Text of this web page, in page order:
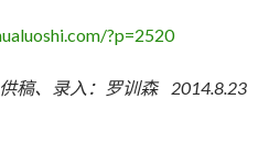
?p=2520
供稿、录入：罗训森 2014.8.23